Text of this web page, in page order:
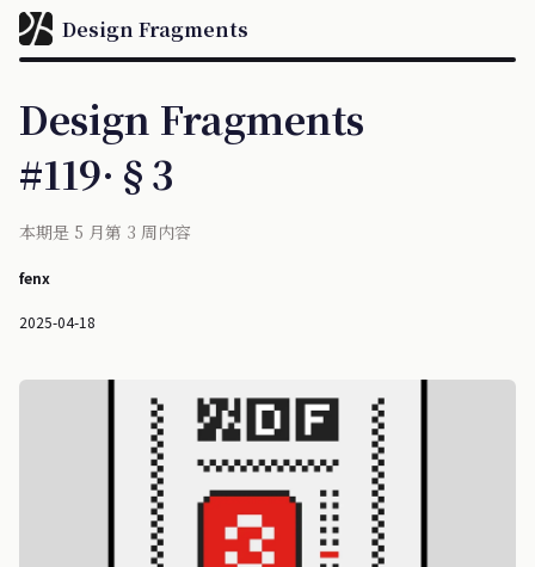
Design Fragments
Design Fragments
#119·§3
本期是 5 月第 3 周内容
fenx
2025-04-18